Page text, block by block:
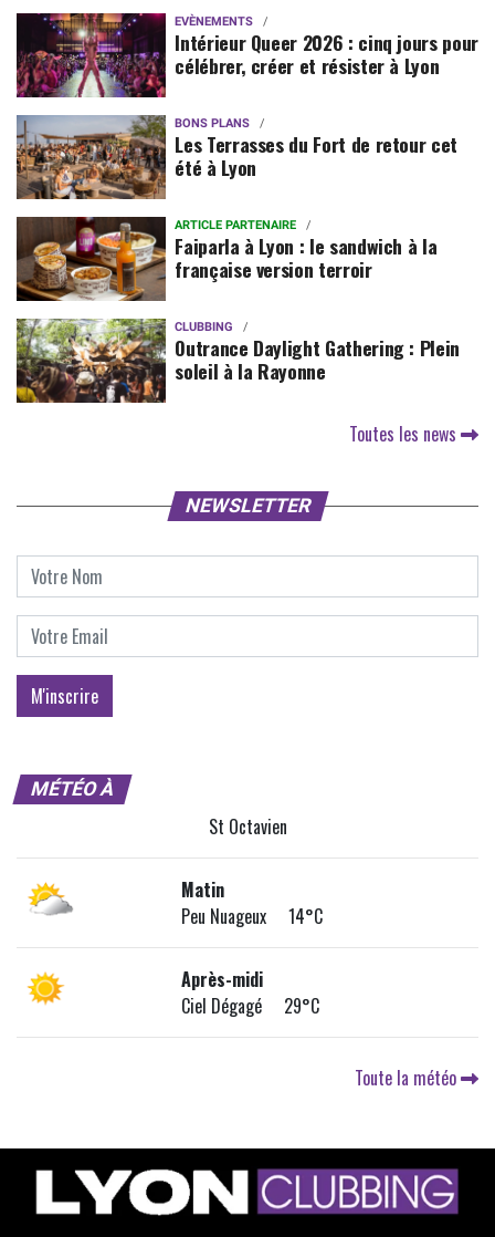
EVÈNEMENTS
Intérieur Queer 2026 : cinq jours pour
célébrer, créer et résister à Lyon
BONS PLANS
Les Terrasses du Fort de retour cet
été à Lyon
ARTICLE PARTENAIRE
Faiparla à Lyon : le sandwich à la
française version terroir
CLUBBING
Outrance Daylight Gathering : Plein
soleil à la Rayonne
Toutes les news
NEWSLETTER
MÉTÉO À
St Octavien
Matin
Peu Nuageux 14°C
Après-midi
Ciel Dégagé 29°C
Toute la météo